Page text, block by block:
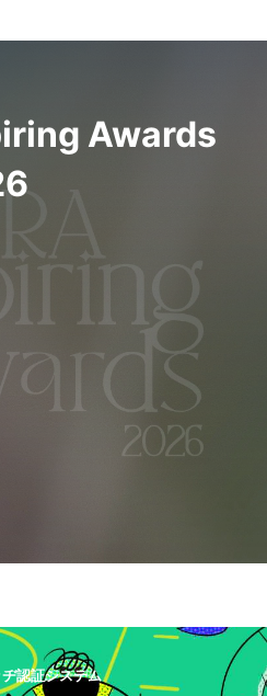
Awards
認証システム